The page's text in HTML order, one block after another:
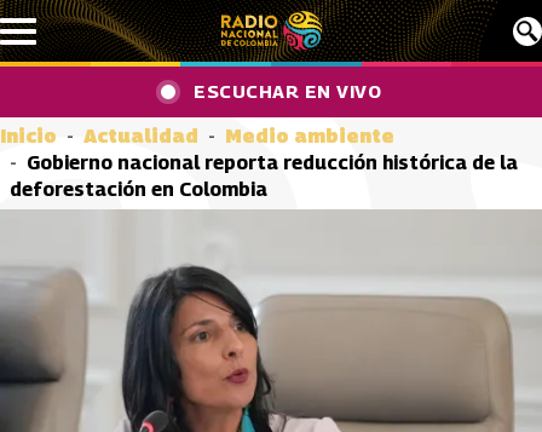
Pasar al contenido principal
ESCUCHAR EN VIVO
Inicio Actualidad
Medio ambiente
Gobierno nacional reporta reducción histórica de la
deforestación en Colombia